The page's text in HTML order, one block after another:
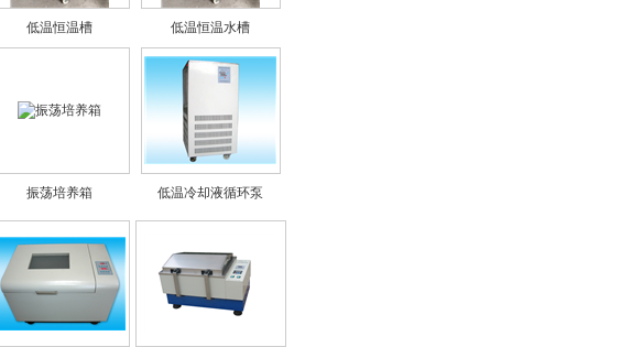
低温恒温槽 低温恒温水槽
振荡培养箱 低温冷却液循环泵